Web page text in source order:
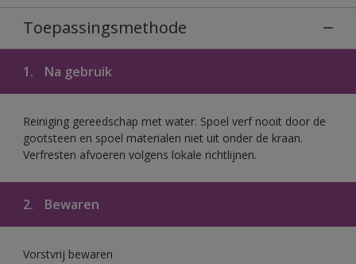
Toepassingsmethode
1. Na gebruik
Reiniging gereedschap met water. Spoel verf nooit door de
gootsteen en spoel materialen niet uit onder de kraan.
Verfresten afvoeren volgens lokale richtlijnen.
2. Bewaren
Vorstvrij bewaren